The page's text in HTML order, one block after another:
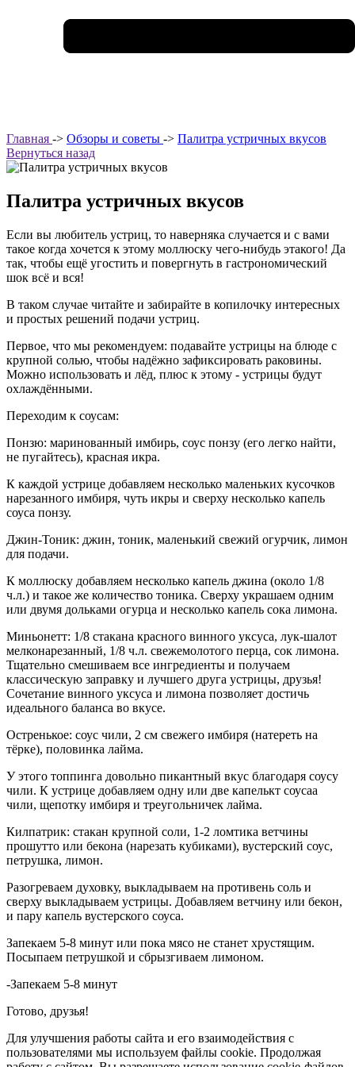
Главная -> Обзоры и советы -> Палитра устричных вкусов
Вернуться назад
Палитра устричных вкусов
Если вы любитель устриц, то наверняка случается и с вами
такое когда хочется к этому моллюску чего-нибудь этакого! Да
так, чтобы ещё угостить и повергнуть в гастрономический
шок всё и вся!
В таком случае читайте и забирайте в копилочку интересных
и простых решений подачи устриц.
Первое, что мы рекомендуем: подавайте устрицы на блюде с
крупной солью, чтобы надёжно зафиксировать раковины.
Можно использовать и лёд, плюс к этому - устрицы будут
охлаждёнными.
Переходим к соусам:
Понзю: маринованный имбирь, соус понзу (его легко найти,
не пугайтесь), красная икра.
К каждой устрице добавляем несколько маленьких кусочков
нарезанного имбиря, чуть икры и сверху несколько капель
соуса понзу.
Джин-Тоник: джин, тоник, маленький свежий огурчик, лимон
для подачи.
К моллюску добавляем несколько капель джина (около 1/8
ч.л.) и такое же количество тоника. Сверху украшаем одним
или двумя дольками огурца и несколько капель сока лимона.
Миньонетт: 1/8 стакана красного винного уксуса, лук-шалот
мелконарезанный, 1/8 ч.л. свежемолотого перца, сок лимона.
Тщательно смешиваем все ингредиенты и получаем
классическую заправку и лучшего друга устрицы, друзья!
Сочетание винного уксуса и лимона позволяет достичь
идеального баланса во вкусе.
Остренькое: соус чили, 2 см свежего имбиря (натереть на
тёрке), половинка лайма.
У этого топпинга довольно пикантный вкус благодаря соусу
чили. К устрице добавляем одну или две капелькт соусаа
чили, щепотку имбиря и треугольничек лайма.
Килпатрик: стакан крупной соли, 1-2 ломтика ветчины
прошутто или бекона (нарезать кубиками), вустерский соус,
петрушка, лимон.
Разогреваем духовку, выкладываем на противень соль и
сверху выкладываем устрицы. Добавляем ветчину или бекон,
и пару капель вустерского соуса.
Запекаем 5-8 минут или пока мясо не станет хрустящим.
Посыпаем петрушкой и сбрызгиваем лимоном.
-Запекаем 5-8 минут
Готово, друзья!
Для улучшения работы сайта и его взаимодействия с
пользователями мы используем файлы cookie. Продолжая